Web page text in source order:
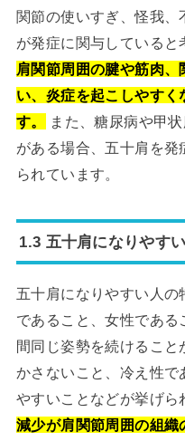
関節の使いすぎ、怪我
が発症に関与していると
肩関節周囲の腱や筋肉
い、炎症を起こしやす
す。
また、糖尿病や甲
がある場合、五十肩を
られています。
1.3 五十肩になりやす
五十肩になりやすい人
であること、女性であ
間同じ姿勢を続けるこ
かさないこと、冷え性
やすいことなどが挙げら
減少が肩関節周囲の組